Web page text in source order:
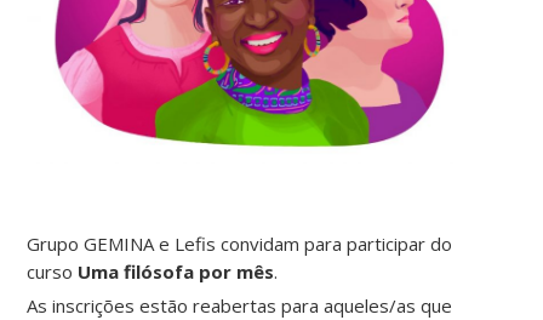
Grupo GEMINA e Lefis convidam para participar do
curso Uma filósofa por mês.
As inscrições estão reabertas para aqueles/as que